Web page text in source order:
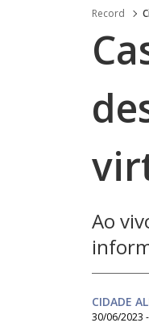
Record
Ao
CIDADE
30/06/2023